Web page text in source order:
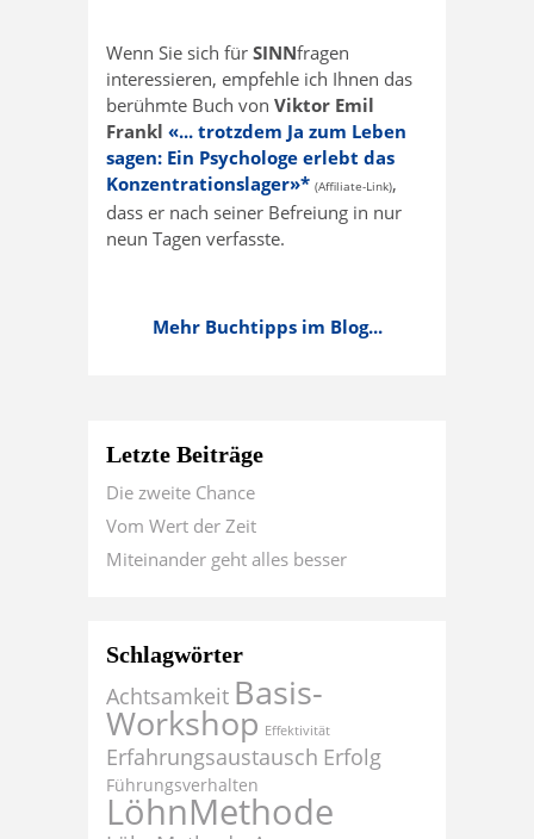
Wenn Sie sich für SINNfragen
interessieren, empfehle ich Ihnen das
berühmte Buch von Viktor Emil
Frankl «... trotzdem Ja zum Leben
sagen: Ein Psychologe erlebt das
Konzentrationslager»* (Affiliate-Link),
dass er nach seiner Befreiung in nur
neun Tagen verfasste.
Mehr Buchtipps im Blog...
Letzte Beiträge
Die zweite Chance
Vom Wert der Zeit
Miteinander geht alles besser
Schlagwörter
Achtsamkeit Basis-
Workshop Effektivität
Erfahrungsaustausch Erfolg
Führungsverhalten
LöhnMethode